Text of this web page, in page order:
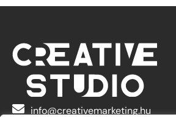
info@creativemarketing.hu